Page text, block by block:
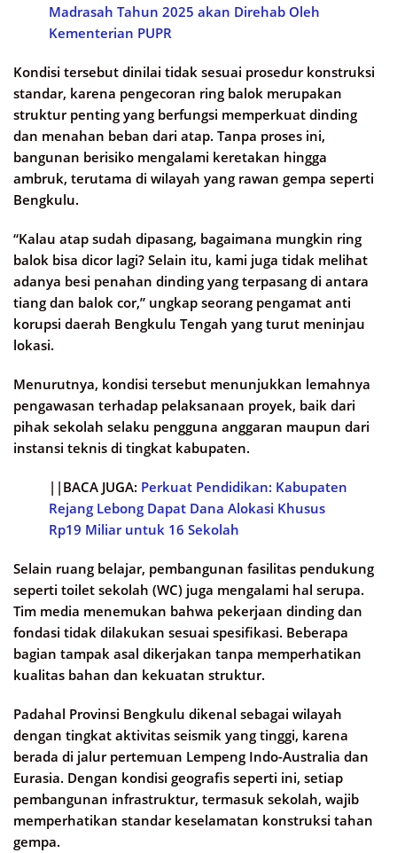
Madrasah Tahun 2025 akan Direhab Oleh
Kementerian PUPR
Kondisi tersebut dinilai tidak sesuai prosedur konstruksi
standar, karena pengecoran ring balok merupakan
struktur penting yang berfungsi memperkuat dinding
dan menahan beban dari atap. Tanpa proses ini,
bangunan berisiko mengalami keretakan hingga
ambruk, terutama di wilayah yang rawan gempa seperti
Bengkulu.
“Kalau atap sudah dipasang, bagaimana mungkin ring
balok bisa dicor lagi? Selain itu, kami juga tidak melihat
adanya besi penahan dinding yang terpasang di antara
tiang dan balok cor,” ungkap seorang pengamat anti
korupsi daerah Bengkulu Tengah yang turut meninjau
lokasi.
Menurutnya, kondisi tersebut menunjukkan lemahnya
pengawasan terhadap pelaksanaan proyek, baik dari
pihak sekolah selaku pengguna anggaran maupun dari
instansi teknis di tingkat kabupaten.
||BACA JUGA: Perkuat Pendidikan: Kabupaten
Rejang Lebong Dapat Dana Alokasi Khusus
Rp19 Miliar untuk 16 Sekolah
Selain ruang belajar, pembangunan fasilitas pendukung
seperti toilet sekolah (WC) juga mengalami hal serupa.
Tim media menemukan bahwa pekerjaan dinding dan
fondasi tidak dilakukan sesuai spesifikasi. Beberapa
bagian tampak asal dikerjakan tanpa memperhatikan
kualitas bahan dan kekuatan struktur.
Padahal Provinsi Bengkulu dikenal sebagai wilayah
dengan tingkat aktivitas seismik yang tinggi, karena
berada di jalur pertemuan Lempeng Indo-Australia dan
Eurasia. Dengan kondisi geografis seperti ini, setiap
pembangunan infrastruktur, termasuk sekolah, wajib
memperhatikan standar keselamatan konstruksi tahan
gempa.